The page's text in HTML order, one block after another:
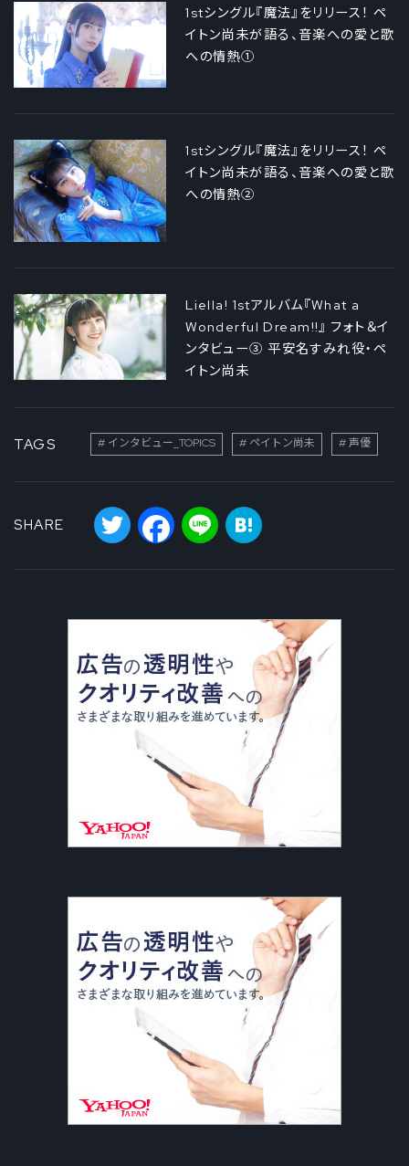
1stシングル『魔法』をリリース！ ペ
イトン尚未が語る、音楽への愛と歌
への情熱①
1stシングル『魔法』をリリース！ ペ
イトン尚未が語る、音楽への愛と歌
への情熱②
Liella! 1stアルバム『What a
Wonderful Dream!!』 フォト＆イ
ンタビュー③ 平安名すみれ役・ペ
イトン尚未
TAGS インタビュー_TOPICS ペイトン尚未 声優
SHARE
Twitter Facebook
Line